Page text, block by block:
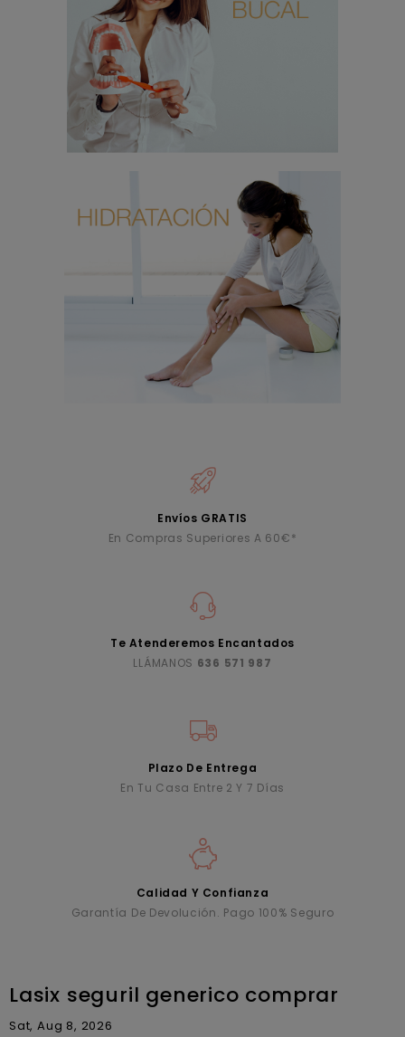
Envíos GRATIS
En Compras Superiores A 60€*
Te Atenderemos Encantados
LLÁMANOS 636 571 987
Plazo De Entrega
En Tu Casa Entre 2 Y 7 Días
Calidad Y Confianza
Garantía De Devolución. Pago 100% Seguro
Lasix seguril generico comprar
Sat, Aug 8, 2026